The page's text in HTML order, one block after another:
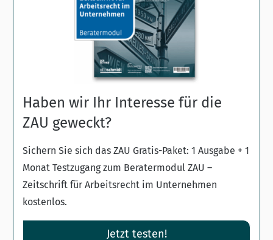
Haben wir Ihr Interesse für die
ZAU geweckt?
Sichern Sie sich das ZAU Gratis-Paket: 1 Ausgabe + 1
Monat Testzugang zum Beratermodul ZAU –
Zeitschrift für Arbeitsrecht im Unternehmen
kostenlos.
Jetzt testen!